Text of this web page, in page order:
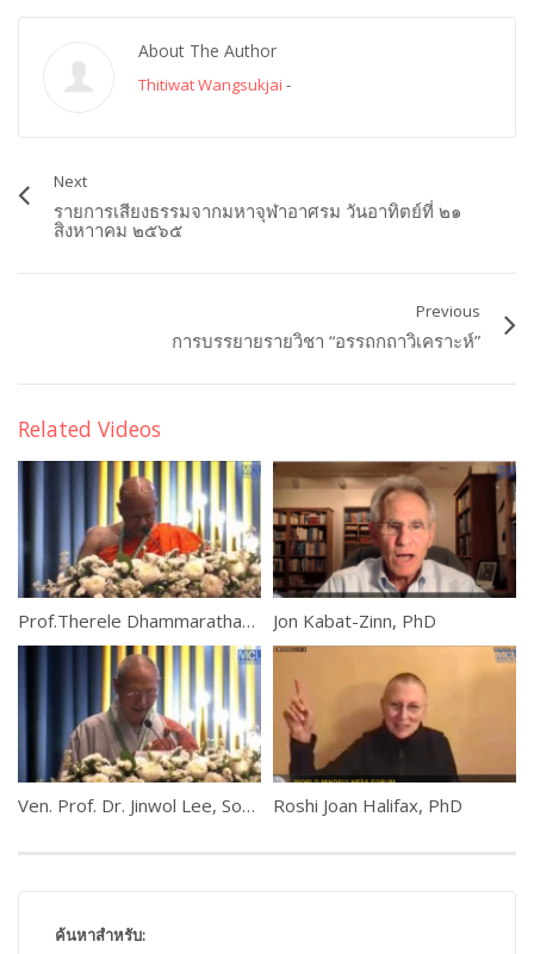
About The Author
Thitiwat Wangsukjai -
Next
รายการเสียงธรรมจากมหาจุฬาอาศรม วันอาทิตย์ที่ ๒๑
สิงหาาคม ๒๕๖๕
Previous
การบรรยายรายวิชา “อรรถกถาวิเคราะห์”
Related Videos
Prof.Therele Dhammarathana, Sri Lanka Jon Kabat-Zinn, PhD
Ven. Prof. Dr. Jinwol Lee, South Korea Roshi Joan Halifax, PhD
ค้นหาสำหรับ: